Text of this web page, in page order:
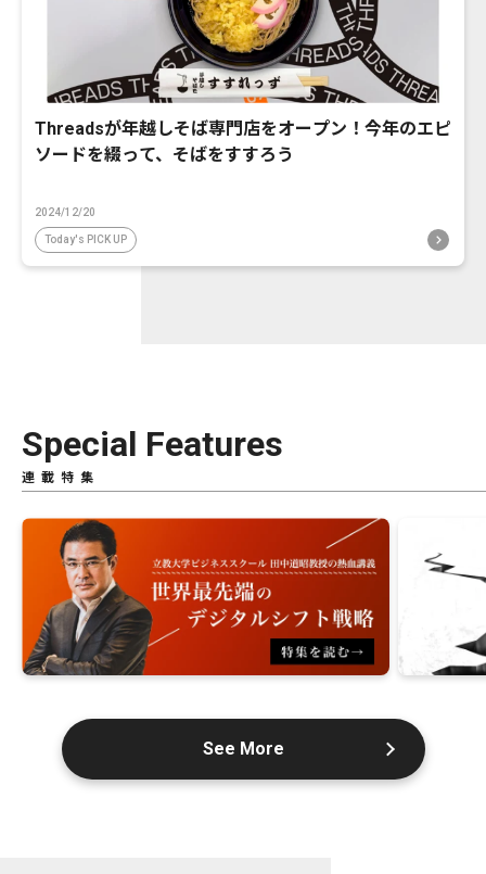
Threadsが年越しそば専門店をオープン！今年のエピ
ソードを綴って、そばをすすろう
2024/12/20
Today's PICK UP
Special Features
連載特集
See More